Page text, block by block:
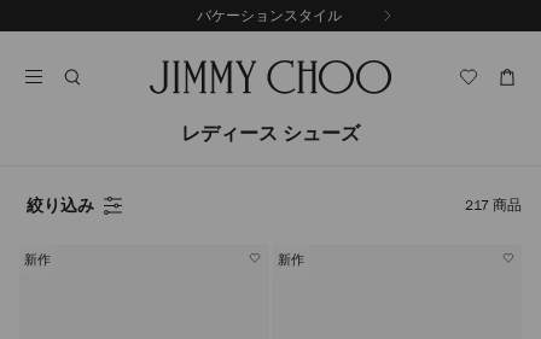
ン
ス
ラ
バケーションスタイル
レディース シューズ
絞り込み 217商品
新作 新作